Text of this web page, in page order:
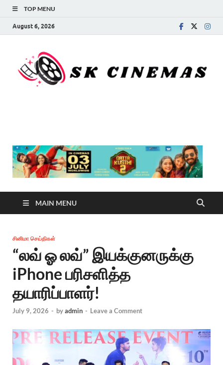
TOP MENU
August 6, 2026
MAIN MENU
சினிமா செய்திகள்
“லவ் ஓ லவ்” இயக்குனருக்கு
iPhone பரிசளித்த
தயாரிப்பாளர்!
July 9, 2026 - byadmin - Leave a Comment